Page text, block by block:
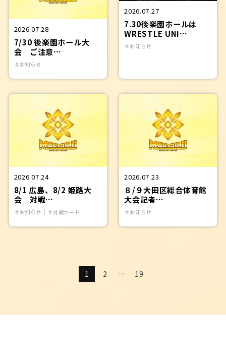
2026.07.28
7/30 後楽園ホール大
会 ご注意…
＃お知らせ
2026.07.27
7.30後楽園ホールは
WRESTLE UNI…
＃お知らせ
2026.07.24
8/1 広島、8/2 姫路大
会 対戦…
＃お知らせ ｜ ＃対戦カード
2026.07.23
８/９大田区総合体育館
大会記者…
＃お知らせ
1 2 … 19